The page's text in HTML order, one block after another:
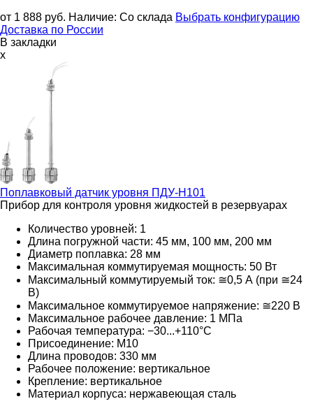
от 1 888 руб. Наличие: Со склада Выбрать конфигурацию
Доставка по России
В закладки
x
Поплавковый датчик уровня ПДУ-Н101
Прибор для контроля уровня жидкостей в резервуарах
Количество уровней: 1
Длина погружной части: 45 мм, 100 мм, 200 мм
Диаметр поплавка: 28 мм
Максимальная коммутируемая мощность: 50 Вт
Максимальный коммутируемый ток: ≅0,5 А (при ≅24
В)
Максимальное коммутируемое напряжение: ≅220 В
Максимальное рабочее давление: 1 МПа
Рабочая температура: −30...+110°С
Присоединение: M10
Длина проводов: 330 мм
Рабочее положение: вертикальное
Крепление: вертикальное
Материал корпуса: нержавеющая сталь